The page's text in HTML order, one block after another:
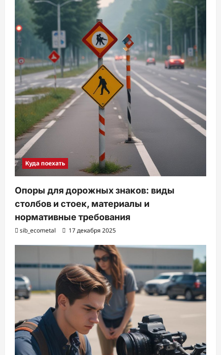
Куда поехать
Опоры для дорожных знаков: виды
столбов и стоек, материалы и
нормативные требования
sib_ecometal 17 декабря 2025